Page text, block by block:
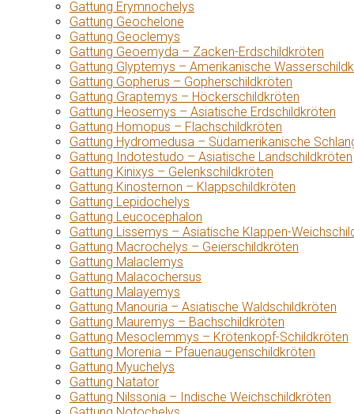
Gattung Erymnochelys
Gattung Geochelone
Gattung Geoclemys
Gattung Geoemyda – Zacken-Erdschildkröten
Gattung Glyptemys – Amerikanische
Gattung Gopherus – Gopherschildkröten
Gattung Graptemys – Höckerschildkröten
Gattung Heosemys – Asiatische Erdschildkröten
Gattung Homopus – Flachschildkröten
Gattung Hydromedusa – Südamerikanische
Gattung Indotestudo – Asiatische Landschildkröten
Gattung Kinixys – Gelenkschildkröten
Gattung Kinosternon – Klappschildkröten
Gattung Lepidochelys
Gattung Leucocephalon
Gattung Lissemys – Asiatische Klappen-
Gattung Macrochelys – Geierschildkröten
Gattung Malaclemys
Gattung Malacochersus
Gattung Malayemys
Gattung Manouria – Asiatische Waldschildkröten
Gattung Mauremys – Bachschildkröten
Gattung Mesoclemmys – Krötenkopf-Schildkröten
Gattung Morenia – Pfauenaugenschildkröten
Gattung Myuchelys
Gattung Natator
Gattung Nilssonia – Indische Weichschildkröten